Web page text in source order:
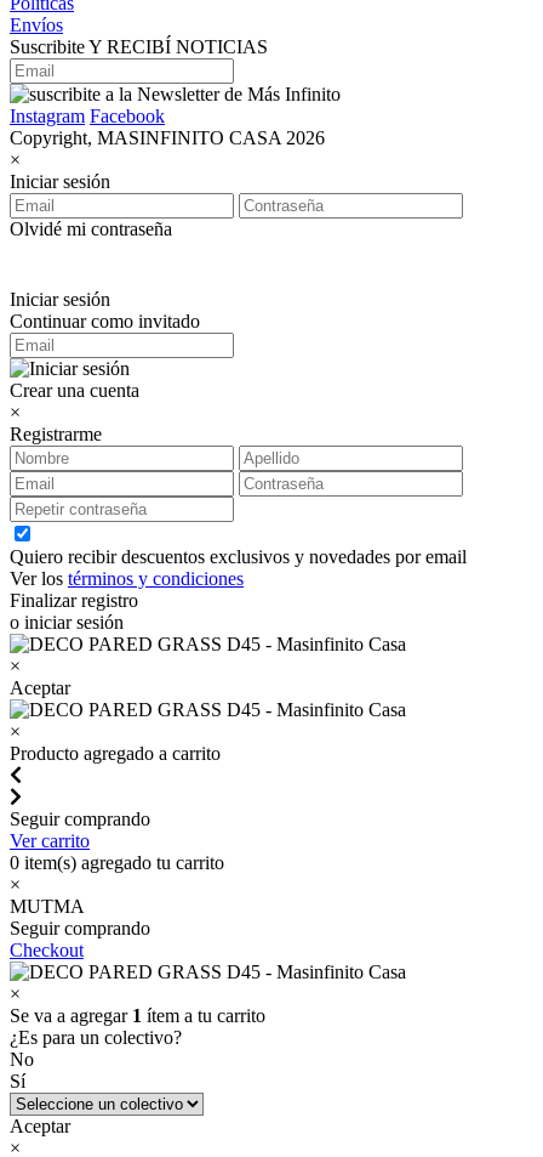
Envíos
Suscribite Y RECIBÍ NOTICIAS
Instagram Facebook
Copyright, MASINFINITO CASA 2026
×
Iniciar sesión
Olvidé mi contraseña
Iniciar sesión
Continuar como invitado
Crear una cuenta
×
Registrarme
Quiero recibir descuentos exclusivos y novedades por email
Ver los términos y condiciones
Finalizar registro
o iniciar sesión
×
Aceptar
×
Producto agregado a carrito
Seguir comprando
Ver carrito
0 item(s) agregado tu carrito
×
MUTMA
Seguir comprando
Checkout
×
Se va a agregar 1 ítem a tu carrito
¿Es para un colectivo?
No
Sí
Aceptar
×